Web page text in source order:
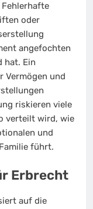
oder
angefochten
hat. Ein
Vermögen und
riskieren viele
verteilt wird, wie
und
führt.
Erbrecht
auf die